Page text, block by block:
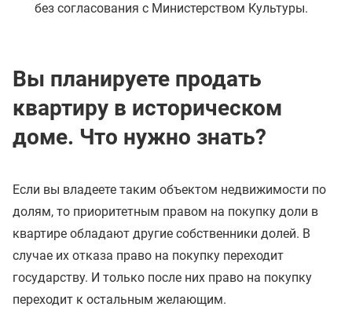
без согласования с Министерством Культуры.
Вы планируете продать
квартиру в историческом
доме. Что нужно знать?
Если вы владеете таким объектом недвижимости по
долям, то приоритетным правом на покупку доли в
квартире обладают другие собственники долей. В
случае их отказа право на покупку переходит
государству. И только после них право на покупку
переходит к остальным желающим.